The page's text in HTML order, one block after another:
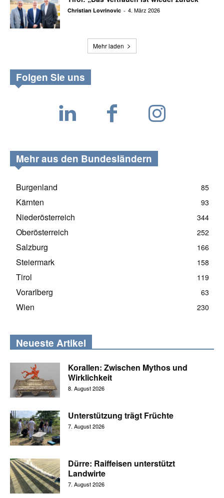
Christian Lovrinovic - 4. März 2026
Mehr laden
Folgen Sie uns
Mehr aus den Bundesländern
Burgenland 85
Kärnten 93
Niederösterreich 344
Oberösterreich 252
Salzburg 166
Steiermark 158
Tirol 119
Vorarlberg 63
Wien 230
Neueste Artikel
Korallen: Zwischen Mythos und
Wirklichkeit
8. August 2026
Unterstützung trägt Früchte
7. August 2026
Dürre: Raiffeisen unterstützt
Landwirte
7. August 2026